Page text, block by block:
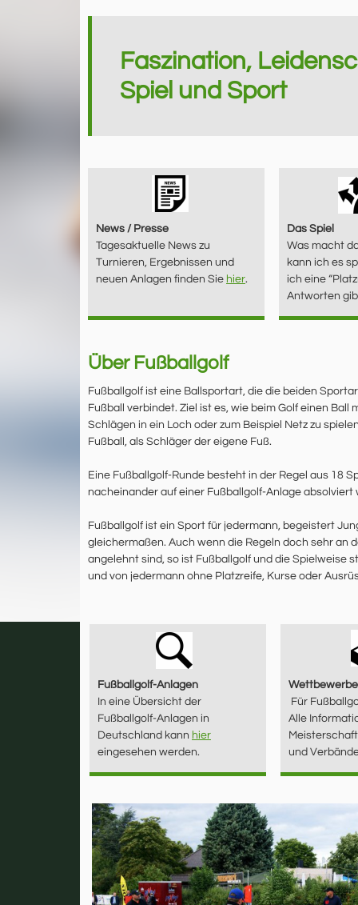
Faszination,
Spiel und Sport
News / Presse
Tagesaktuelle News zu
Turnieren, Ergebnissen und
neuen Anlagen finden Sie hier.
Das Spiel
Was macht
kann ich es
ich eine
Antworten
Über Fußballgolf
Fußballgolf ist eine Ballsportart, die die beiden
Fußball verbindet. Ziel ist es, wie beim Golf einen Ball
Schlägen in ein Loch oder zum Beispiel Netz zu
Fußball, als Schläger der eigene Fuß.
Eine Fußballgolf-Runde besteht in der Regel aus 18
nacheinander auf einer Fußballgolf-Anlage absolviert
Fußballgolf ist ein Sport für jedermann, begeistert
gleichermaßen. Auch wenn die Regeln doch sehr an
angelehnt sind, so ist Fußballgolf und die Spielweise
und von jedermann ohne Platzreife, Kurse oder
Fußballgolf-Anlagen
In eine Übersicht der
Fußballgolf-Anlagen in
Deutschland kann hier
eingesehen werden.
Wettbewerbe
Für
Alle
und